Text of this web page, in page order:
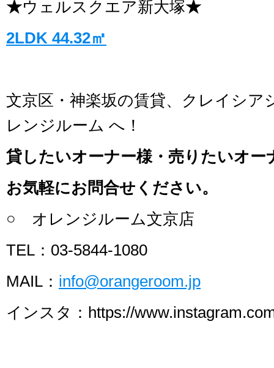
★ウェルスクエア新大塚★
2LDK 44.32㎡
文京区・神楽坂の賃貸、クレイシア
レンジルーム へ！
貸したいオーナー様・売りたいオー
お気軽にお問合せください。
○ オレンジルーム文京店
TEL：03-5844-1080
MAIL： info@orangeroom.jp
インスタ：https://